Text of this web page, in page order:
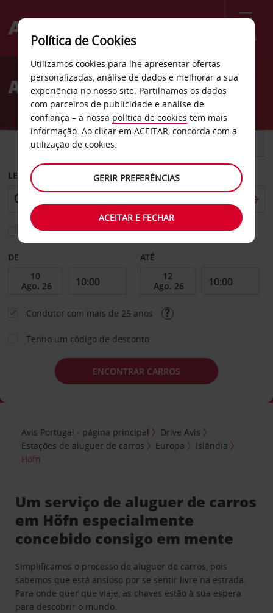
Menu
Welcome
AvisAluguer de carros Höfn
CARRO
LEVANTAR EM
Escolher uma estação de devolução diferente
DE ATÉ
Condutor com mais de 25 anos
Tenho um código de desconto
ENCONTRAR CARROS
Avis Portugal - página principal
Drive Avis
Estações de aluguer de carros
Europa
Islândia
Höfn
Um serviço de aluguer de carros
em Höfn especialmente
concebido consigo em mente
Simplificamos o processo de aluguer de carros, pois
sabemos que está ansioso por se sentir livre na estrada.
Para onde quer que viaje, as chaves estão à sua espera
para descobrir o mundo.
Política de Cookies
Utilizamos cookies para lhe apresentar ofertas
personalizadas, análise de dados e melhorar a sua
experiência no nosso site. Partilhamos os dados
com parceiros de publicidade e análise de
confiança – a nossa política de cookies tem mais
informação. Ao clicar em ACEITAR, concorda com a
utilização de cookies.
GERIR PREFERÊNCIAS
ACEITAR E FECHAR